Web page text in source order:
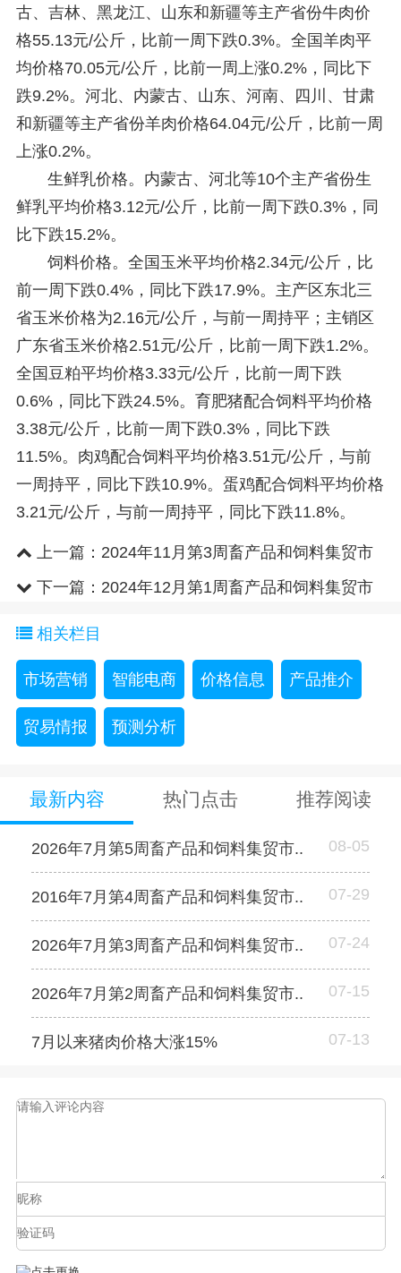
古、吉林、黑龙江、山东和新疆等主产省份牛肉价
格55.13元/公斤，比前一周下跌0.3%。全国羊肉平
均价格70.05元/公斤，比前一周上涨0.2%，同比下
跌9.2%。河北、内蒙古、山东、河南、四川、甘肃
和新疆等主产省份羊肉价格64.04元/公斤，比前一周
上涨0.2%。
生鲜乳价格。内蒙古、河北等10个主产省份生
鲜乳平均价格3.12元/公斤，比前一周下跌0.3%，同
比下跌15.2%。
饲料价格。全国玉米平均价格2.34元/公斤，比
前一周下跌0.4%，同比下跌17.9%。主产区东北三
省玉米价格为2.16元/公斤，与前一周持平；主销区
广东省玉米价格2.51元/公斤，比前一周下跌1.2%。
全国豆粕平均价格3.33元/公斤，比前一周下跌
0.6%，同比下跌24.5%。育肥猪配合饲料平均价格
3.38元/公斤，比前一周下跌0.3%，同比下跌
11.5%。肉鸡配合饲料平均价格3.51元/公斤，与前
一周持平，同比下跌10.9%。蛋鸡配合饲料平均价格
3.21元/公斤，与前一周持平，同比下跌11.8%。
上一篇： 2024年11月第3周畜产品和饲料集贸市
场价格情况
下一篇： 2024年12月第1周畜产品和饲料集贸市
相关栏目
市场营销 智能电商 价格信息 产品推介
贸易情报 预测分析
最新内容 热门点击 推荐阅读
2026年7月第5周畜产品和饲料集贸市.. 08-05
2016年7月第4周畜产品和饲料集贸市.. 07-29
2026年7月第3周畜产品和饲料集贸市.. 07-24
2026年7月第2周畜产品和饲料集贸市.. 07-15
7月以来猪肉价格大涨15% 07-13